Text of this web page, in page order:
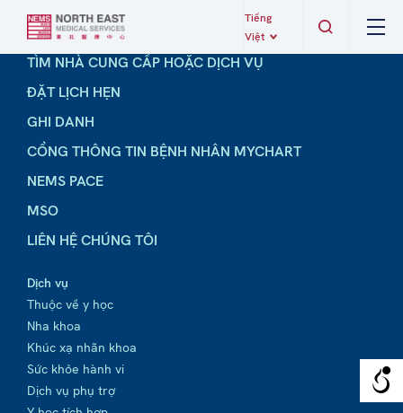
Tiếng
Việt
TÌM NHÀ CUNG CẤP HOẶC DỊCH VỤ
ĐẶT LỊCH HẸN
GHI DANH
CỔNG THÔNG TIN BỆNH NHÂN MYCHART
NEMS PACE
MSO
LIÊN HỆ CHÚNG TÔI
Dịch vụ
Thuộc về y học
Nha khoa
Khúc xạ nhãn khoa
Sức khỏe hành vi
Dịch vụ phụ trợ